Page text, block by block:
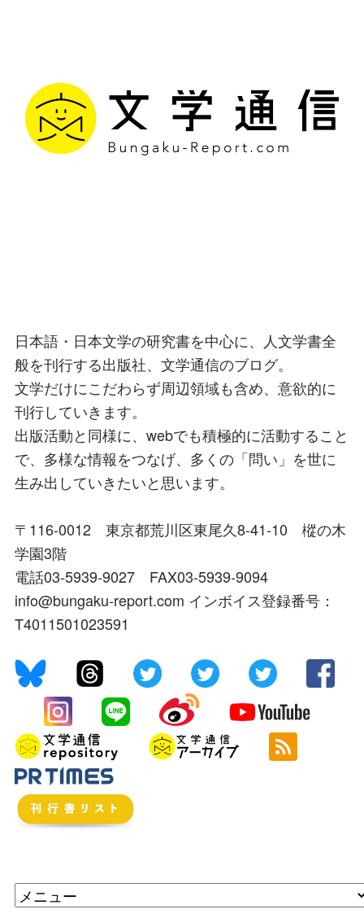
日本語・日本文学の研究書を中心に、人文学書全
般を刊行する出版社、文学通信のブログ。
文学だけにこだわらず周辺領域も含め、意欲的に
刊行していきます。
出版活動と同様に、webでも積極的に活動すること
で、多様な情報をつなげ、多くの「問い」を世に
生み出していきたいと思います。
〒116-0012 東京都荒川区東尾久8-41-10 樅の木
学園3階
電話03-5939-9027 FAX03-5939-9094
info@bungaku-report.com インボイス登録番号：
T4011501023591